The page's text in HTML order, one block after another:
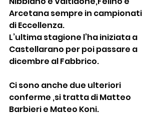
Arcetana sempre in campionati
di Eccellenza.
L’ultima stagione l’ha iniziata a
Castellarano per poi passare a
dicembre al Fabbrico.
Ci sono anche due ulteriori
conferme ,si tratta di Matteo
Barbieri e Mateo Koni.